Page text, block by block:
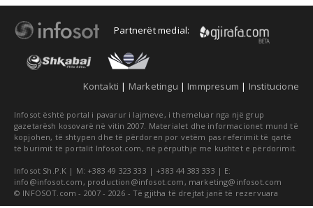
Partnerët medial:
Kontakti | Marketingu | Immpresum | Institucione
Infosot është portal i pavarur i lajmeve, i themeluar nga një grup
gazetarësh kosovarë në vitin 2007. Materialet dhe informacionet mund të
kopjohen, të shtypen dhe të përdoren por vetëm pas referimit të qartë
të burimit të portalit Infosot.com, në përputhje me kushtet e përdorimit.
Infosot Sh.P.K | M: +383 49 323 333 | +383 44 383 333 | E:
info@infosot.com , production@infosot.com , marketing@infosot.com
© INFOSOT.com - 2007 - 2026 - Të gjitha të drejtat janë të rezervuara